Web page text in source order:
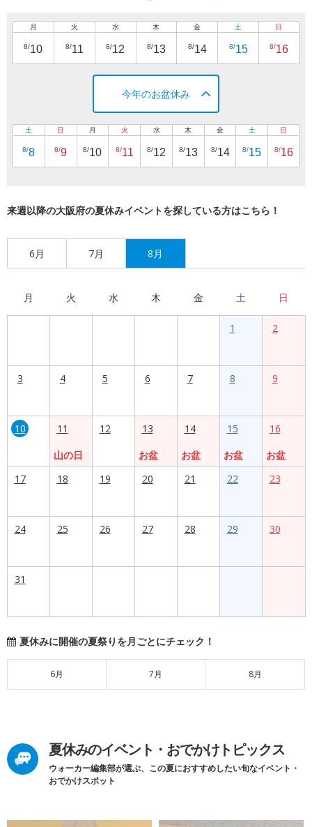
月
8/10
火
8/11
水
8/12
木
8/13
金
8/14
土
8/15
日
8/16
今年のお盆休み
土
8/8
日
8/9
月
8/10
火
8/11
水
8/12
木
8/13
金
8/14
土
8/15
日
8/16
来週以降の大阪府の夏休みイベントを探している方はこちら！
6月 7月 8月
月 火 水 木 金 土 日
1 2
3 4 5 6 7 8 9
10
11
山の日
12
13
お盆
14
お盆
15
お盆
16
お盆
17
18 19 20 21 22 23
24 25 26 27 28 29 30
31
夏休みに開催の夏祭りを月ごとにチェック！
6月 7月 8月
夏休みのイベント・おでかけトピックス
ウォーカー編集部が選ぶ、この夏におすすめしたい旬なイベント・
おでかけスポット